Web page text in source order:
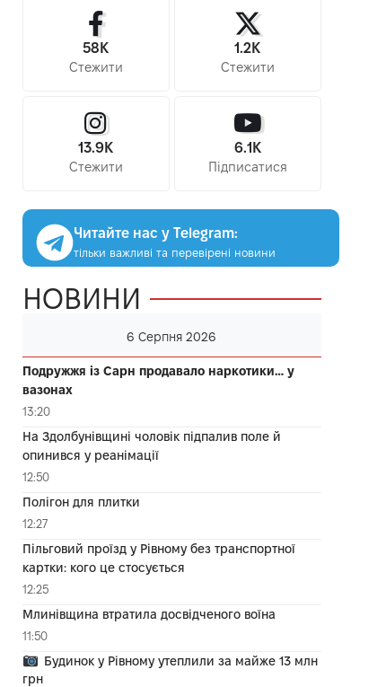
58K
Стежити
1.2K
Стежити
13.9K
Стежити
6.1K
Підписатися
Читайте нас у Telegram:
тільки важливі та перевірені новини
НОВИНИ
6 Серпня 2026
Подружжя із Сарн продавало наркотики… у
вазонах
13:20
На Здолбунівщині чоловік підпалив поле й
опинився у реанімації
12:50
Полігон для плитки
12:27
Пільговий проїзд у Рівному без транспортної
картки: кого це стосується
12:25
Млинівщина втратила досвідченого воїна
11:50
Будинок у Рівному утеплили за майже 13 млн
грн